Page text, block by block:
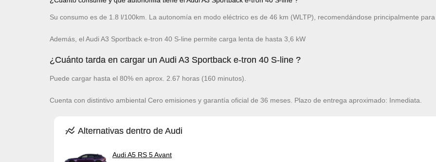
Su consumo es de 1.8 l/100km. La autonomía en modo eléctrico es de 46 km (WLTP), recomendándose principalmente
Además, el Audi A3 Sportback e-tron 40 S-line permite carga lenta de hasta 3,6 kW
¿Cuánto tarda en cargar un Audi A3 Sportback e-tron 40 S-line ?
Puede cargar hasta el 80% en aprox. 2.67 horas (160 minutos).
Cuenta con distintivo ambiental Cero emisiones y garantía oficial de 36 meses. Plazo de entrega aproximado: Inmediata.
Alternativas dentro de Audi
Audi A5 RS 5 Avant